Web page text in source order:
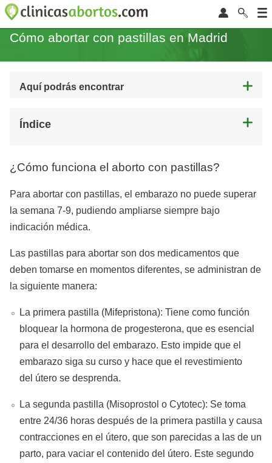
Cómo abortar con pastillas en Madrid
Aquí podrás encontrar
Índice
¿Cómo funciona el aborto con pastillas?
Para abortar con pastillas, el embarazo no puede superar
la semana 7-9, pudiendo ampliarse siempre bajo
indicación médica.
Las pastillas para abortar son dos medicamentos que
deben tomarse en momentos diferentes, se administran de
la siguiente manera:
La primera pastilla (Mifepristona): Tiene como función
bloquear la hormona de progesterona, que es esencial
para el desarrollo del embarazo. Esto impide que el
embarazo siga su curso y hace que el revestimiento
del útero se desprenda.
La segunda pastilla (Misoprostol o Cytotec): Se toma
entre 24/36 horas después de la primera pastilla y causa
contracciones en el útero, que son parecidas a las de un
parto, para vaciar el contenido del útero. Este segundo